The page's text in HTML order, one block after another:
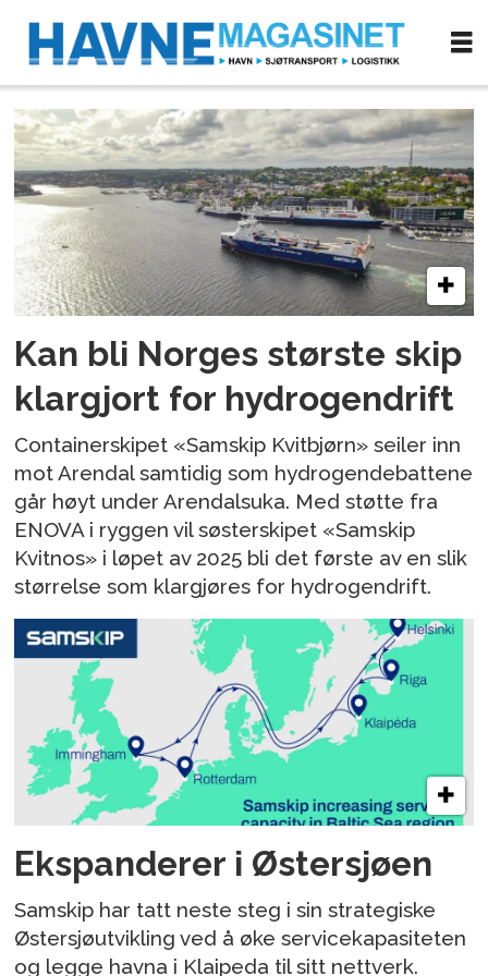
Tag:
samskip
Kan bli Norges største skip
klargjort for hydrogendrift
Containerskipet «Samskip Kvitbjørn» seiler inn
mot Arendal samtidig som hydrogendebattene
går høyt under Arendalsuka. Med støtte fra
ENOVA i ryggen vil søsterskipet «Samskip
Kvitnos» i løpet av 2025 bli det første av en slik
størrelse som klargjøres for hydrogendrift.
Ekspanderer i Østersjøen
Samskip har tatt neste steg i sin strategiske
Østersjøutvikling ved å øke servicekapasiteten
og legge havna i Klaipeda til sitt nettverk.